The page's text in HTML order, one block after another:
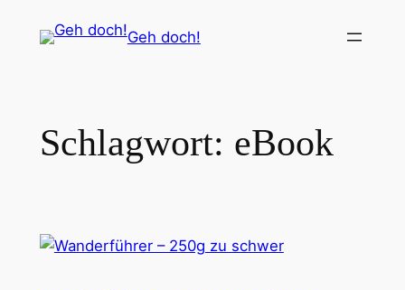
Inhalt
Geh doch!
Schlagwort: eBook